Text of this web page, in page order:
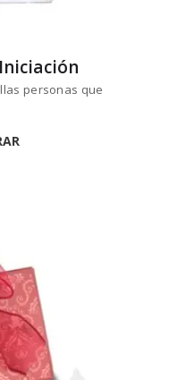
personas que